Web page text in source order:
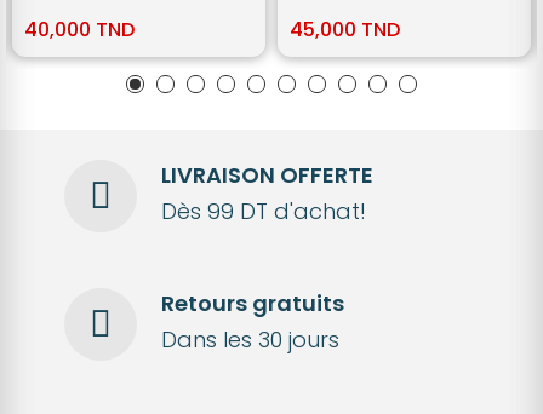
40,000 TND 45,000 TND
LIVRAISON OFFERTE
Dès 99 DT d'achat!
Retours gratuits
Dans les 30 jours